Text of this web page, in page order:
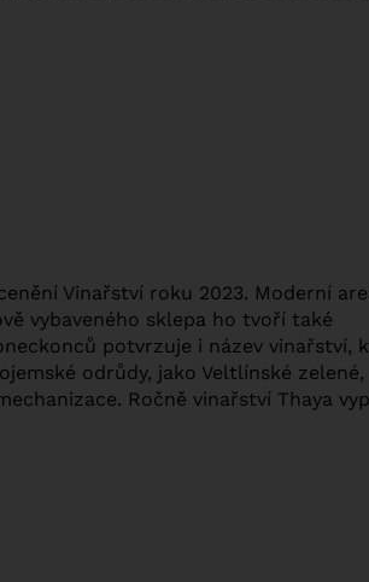
Vinařství roku 2023. Moderní
vybaveného sklepa ho tvoří také
potvrzuje i název vinařství,
odrůdy, jako Veltlínské zelené,
Ročně vinařství Thaya